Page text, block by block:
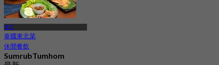
考艾
泰國東北菜
休閒餐飲
SumrubTumhom